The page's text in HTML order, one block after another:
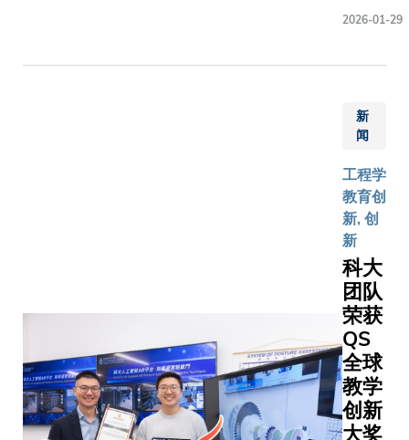
科大教育
设立了这
共享空
间，旨在
智能与新
兴科技发
展下，学
生学习模
式有何转
变。先进
学习中心
结合教学
创新、实
证研究及
伙伴协
作，形成
港」品牌
地。是次
彰显香港
教育界的
力与协作
神，进一
固香港作
球顶尖教
纽的地位
以卓越学
平与策略
伴关系促
深层次的
交流。科
长叶玉如
出席
2026/
年开展
硕联培项
为两校计
科学系的
本科生提
缝衔接的
蹊径。参
生将于清
学或科大
第四年课
毕业后更
会直接升
校的硕士
2026-01-29
新
闻
工程学
教育创
新, 创
新
科大
团队
荣获
QS
全球
教学
创新
大奖